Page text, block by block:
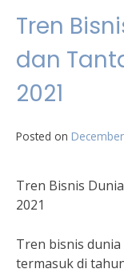
Tren
dan
2021
Posted on
Tren Bisnis
2021
Tren bisnis
termasuk di